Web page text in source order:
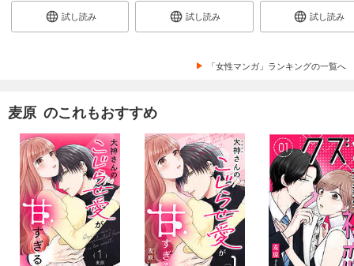
試し読み 試し読み 試し読み
「女性マンガ」ランキングの一覧へ
麦原 のこれもおすすめ